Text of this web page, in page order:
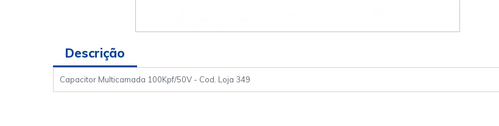
Descrição
Capacitor Multicamada 100Kpf/50V - Cod. Loja 349